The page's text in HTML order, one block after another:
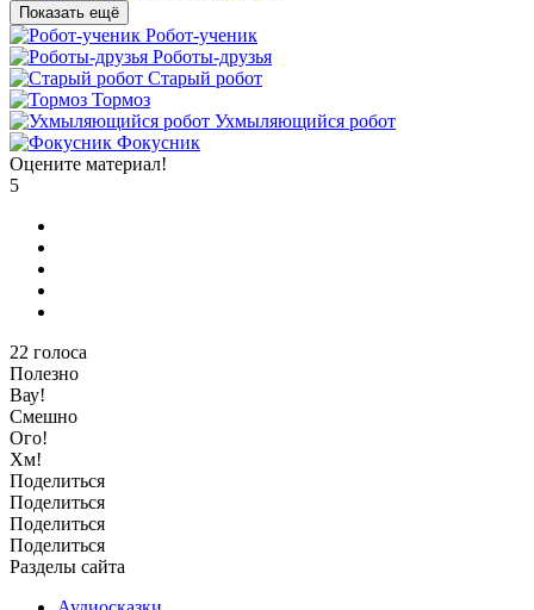
Показать ещё
Робот-ученик
Роботы-друзья
Старый робот
Тормоз
Ухмыляющийся робот
Фокусник
Оцените материал!
5
22 голоса
Полезно
Вау!
Смешно
Ого!
Хм!
Поделиться
Поделиться
Поделиться
Поделиться
Разделы сайта